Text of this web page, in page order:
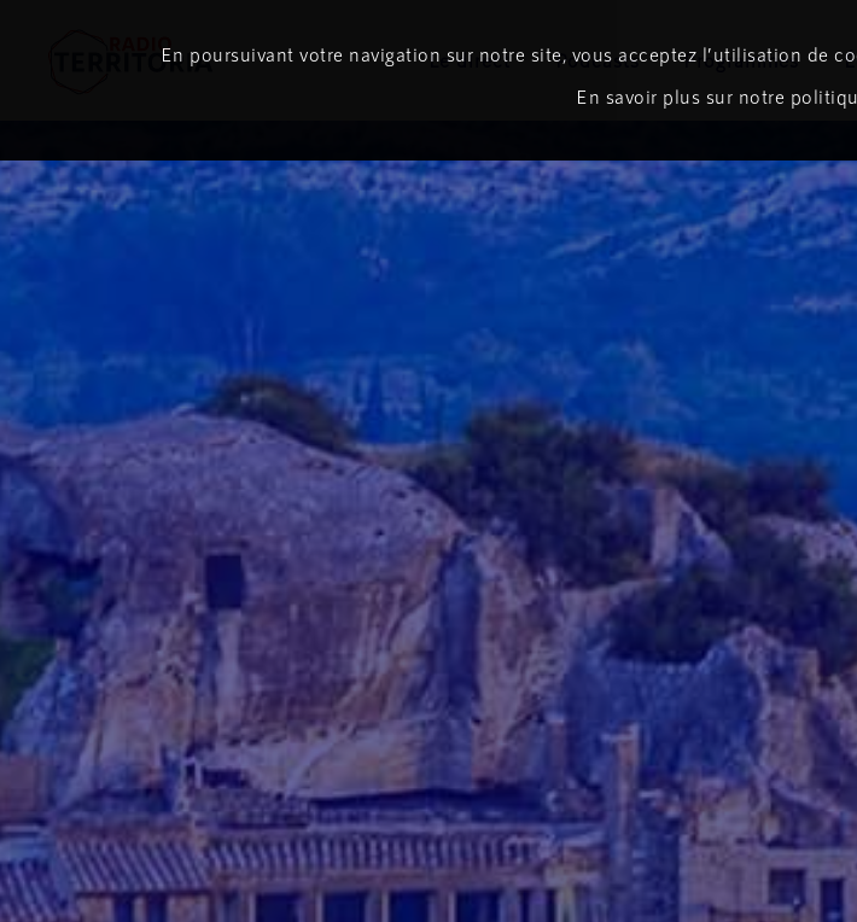
Le direct Podcasts Programmes
En poursuivant votre navigation sur notre site, vous acceptez l’utilisation de
En savoir plus sur notre